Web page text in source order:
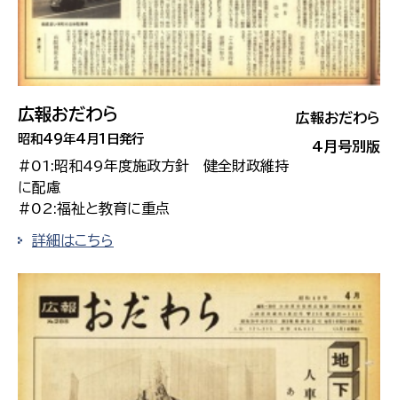
広報おだわら
4月号別版
広報おだわら
昭和49年4月1日発行
#01:昭和49年度施政方針 健全財政維持
に配慮
#02:福祉と教育に重点
詳細はこちら